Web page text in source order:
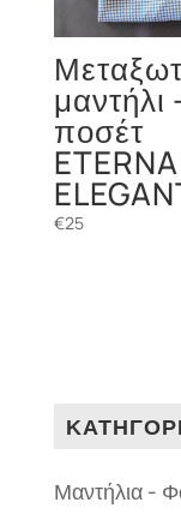
μαντήλι
ποσέτ
€25
Μαντήλια -